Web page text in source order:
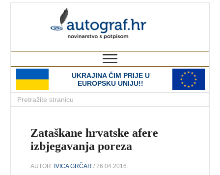
UKRAJINA ČIM PRIJE U
EUROPSKU UNIJU!!
Zataškane hrvatske afere
izbjegavanja poreza
AUTOR: IVICA GRČAR / 26.04.2016.